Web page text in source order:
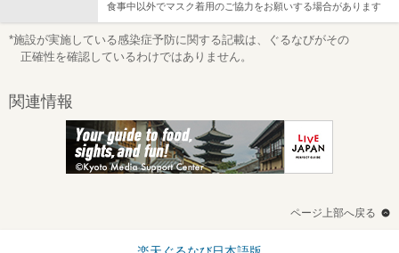
食事中以外でマスク着用のご協力をお願いする場合があります
*施設が実施している感染症予防に関する記載は、ぐるなびがその
正確性を確認しているわけではありません。
関連情報
ページ上部へ戻る